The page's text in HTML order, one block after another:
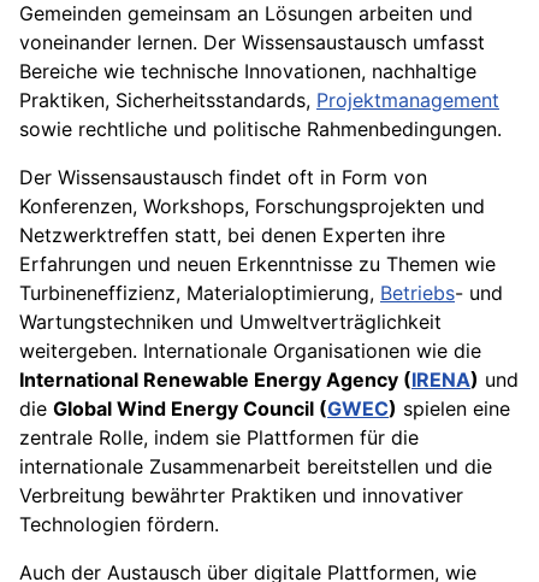
Gemeinden gemeinsam an Lösungen arbeiten und
voneinander lernen. Der Wissensaustausch umfasst
Bereiche wie technische Innovationen, nachhaltige
Praktiken, Sicherheitsstandards, Projektmanagement
sowie rechtliche und politische Rahmenbedingungen.
Der Wissensaustausch findet oft in Form von
Konferenzen, Workshops, Forschungsprojekten und
Netzwerktreffen statt, bei denen Experten ihre
Erfahrungen und neuen Erkenntnisse zu Themen wie
Turbineneffizienz, Materialoptimierung, Betriebs- und
Wartungstechniken und Umweltverträglichkeit
weitergeben. Internationale Organisationen wie die
International Renewable Energy Agency (IRENA) und
die Global Wind Energy Council (GWEC) spielen eine
zentrale Rolle, indem sie Plattformen für die
internationale Zusammenarbeit bereitstellen und die
Verbreitung bewährter Praktiken und innovativer
Technologien fördern.
Auch der Austausch über digitale Plattformen, wie